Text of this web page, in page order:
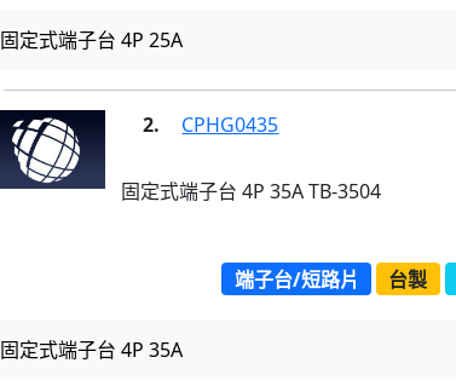
固定式端子台 4P 25A
2. CPHG0435
固定式端子台 4P 35A TB-3504
端子台/短路片 台製
固定式端子台 4P 35A